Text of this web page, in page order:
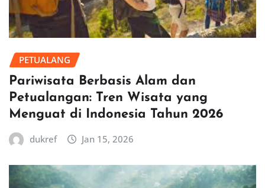
PETUALANG
Pariwisata Berbasis Alam dan
Petualangan: Tren Wisata yang
Menguat di Indonesia Tahun 2026
dukref Jan 15, 2026